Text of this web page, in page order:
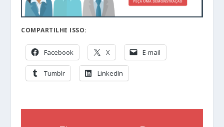
COMPARTILHE ISSO:
Facebook X E-mail
Tumblr LinkedIn